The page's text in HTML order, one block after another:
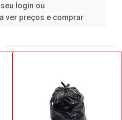
login ou
ver preços e comprar